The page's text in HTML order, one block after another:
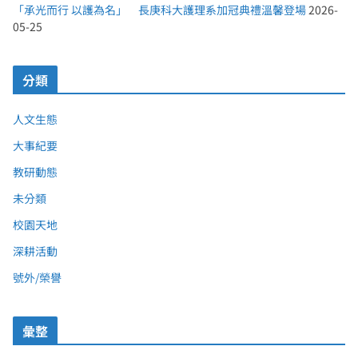
「承光而行 以護為名」 長庚科大護理系加冠典禮溫馨登場 2026-
05-25
分類
人文生態
大事紀要
教研動態
未分類
校園天地
深耕活動
號外/榮譽
彙整